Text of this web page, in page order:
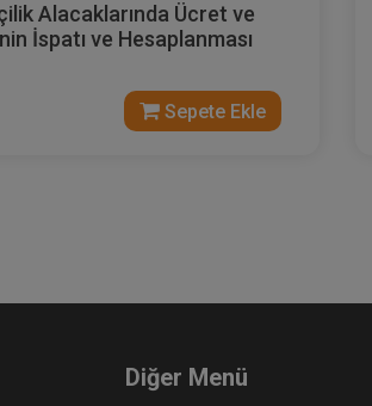
Müvekkille Görüşme Video
Eğitimi
300
TL
Alacaklarında Ücret ve
İspatı ve Hesaplanması
Sepete Ekle
Diğer Menü